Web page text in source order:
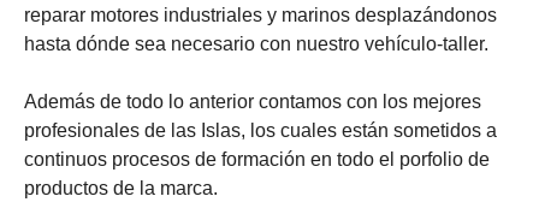
reparar motores industriales y marinos desplazándonos
hasta dónde sea necesario con nuestro vehículo-taller.
Además de todo lo anterior contamos con los mejores
profesionales de las Islas, los cuales están sometidos a
continuos procesos de formación en todo el porfolio de
productos de la marca.